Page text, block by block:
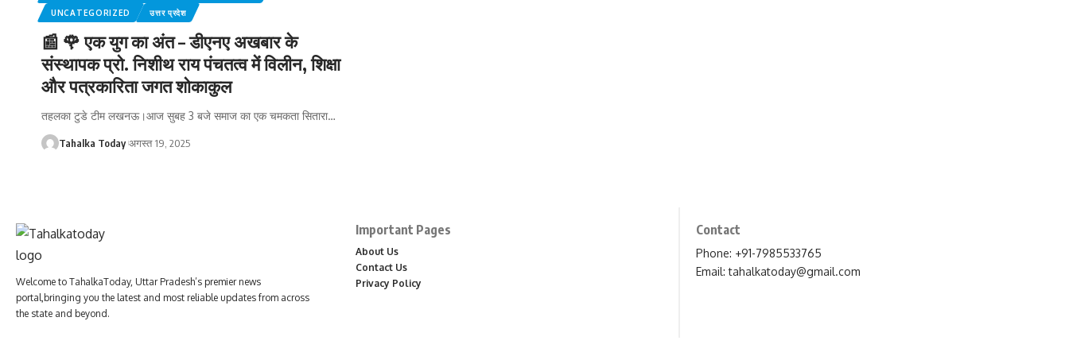
UNCATEGORIZED उत्तर प्रदेश
📰 🌹 एक युग का अंत – डीएनए अखबार के
संस्थापक प्रो. निशीथ राय पंचतत्व में विलीन, शिक्षा
और पत्रकारिता जगत शोकाकुल
तहलका टुडे टीम लखनऊ।आज सुबह 3 बजे समाज का एक चमकता सितारा…
Tahalka Today अगस्त 19, 2025
Welcome to TahalkaToday, Uttar Pradesh’s premier news
portal,bringing you the latest and most reliable updates from across
the state and beyond.
Important Pages
About Us
Contact Us
Privacy Policy
Contact
Phone: +91-7985533765
Email:tahalkatoday@gmail.com